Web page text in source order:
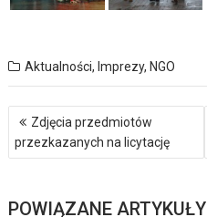
Aktualności, Imprezy, NGO
Nawigacja
wpisu
Zdjęcia przedmiotów
przezkazanych na licytację
POWIĄZANE ARTYKUŁY